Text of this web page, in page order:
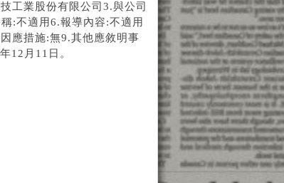
工業股份有限公司3.與公司
:不適用6.報導內容:不適用
應措施:無9.其他應敘明事
12月11日。